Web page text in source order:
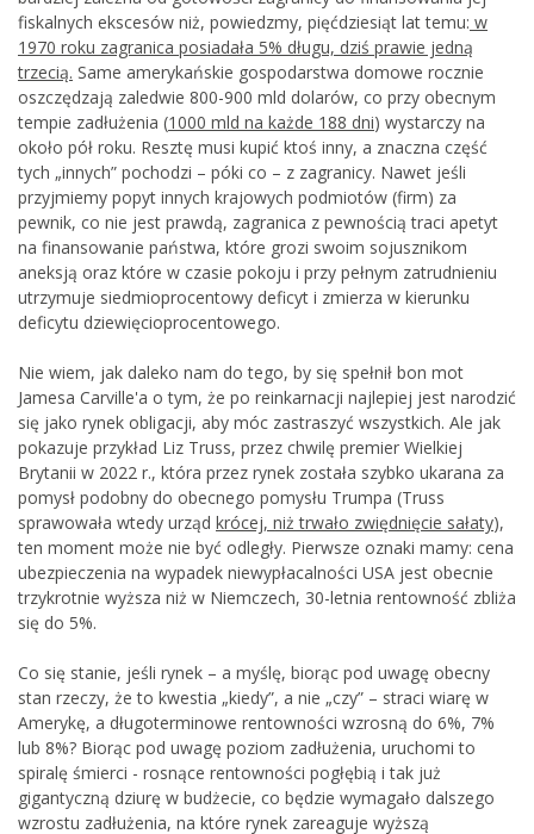
fiskalnych ekscesów niż, powiedzmy, pięćdziesiąt lat temu: w
1970 roku zagranica posiadała 5% długu, dziś prawie jedną
trzecią. Same amerykańskie gospodarstwa domowe rocznie
oszczędzają zaledwie 800-900 mld dolarów, co przy obecnym
tempie zadłużenia (1000 mld na każde 188 dni) wystarczy na
około pół roku. Resztę musi kupić ktoś inny, a znaczna część
tych „innych” pochodzi – póki co – z zagranicy. Nawet jeśli
przyjmiemy popyt innych krajowych podmiotów (firm) za
pewnik, co nie jest prawdą, zagranica z pewnością traci apetyt
na finansowanie państwa, które grozi swoim sojusznikom
aneksją oraz które w czasie pokoju i przy pełnym zatrudnieniu
utrzymuje siedmioprocentowy deficyt i zmierza w kierunku
deficytu dziewięcioprocentowego.
Nie wiem, jak daleko nam do tego, by się spełnił bon mot
Jamesa Carville'a o tym, że po reinkarnacji najlepiej jest narodzić
się jako rynek obligacji, aby móc zastraszyć wszystkich. Ale jak
pokazuje przykład Liz Truss, przez chwilę premier Wielkiej
Brytanii w 2022 r., która przez rynek została szybko ukarana za
pomysł podobny do obecnego pomysłu Trumpa (Truss
sprawowała wtedy urząd krócej, niż trwało zwiędnięcie sałaty),
ten moment może nie być odległy. Pierwsze oznaki mamy: cena
ubezpieczenia na wypadek niewypłacalności USA jest obecnie
trzykrotnie wyższa niż w Niemczech, 30-letnia rentowność zbliża
się do 5%.
Co się stanie, jeśli rynek – a myślę, biorąc pod uwagę obecny
stan rzeczy, że to kwestia „kiedy”, a nie „czy” – straci wiarę w
Amerykę, a długoterminowe rentowności wzrosną do 6%, 7%
lub 8%? Biorąc pod uwagę poziom zadłużenia, uruchomi to
spiralę śmierci - rosnące rentowności pogłębią i tak już
gigantyczną dziurę w budżecie, co będzie wymagało dalszego
wzrostu zadłużenia, na które rynek zareaguje wyższą